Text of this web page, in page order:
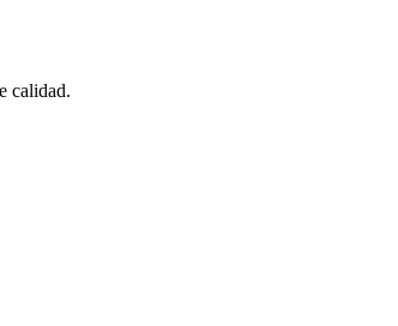
calidad.